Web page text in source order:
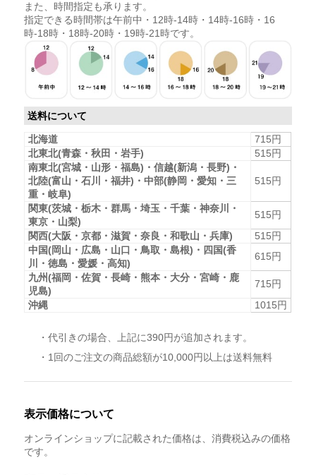
また、時間指定も承ります。
指定できる時間帯は午前中・12時-14時・14時-16時・16
時-18時・18時-20時・19時-21時です。
送料について
北海道
715円
北東北(青森・秋田・岩手)
515円
南東北(宮城・山形・福島)・信越(新潟・長野)・
北陸(富山・石川・福井)・中部(静岡・愛知・三
重・岐阜)
515円
関東(茨城・栃木・群馬・埼玉・千葉・神奈川・
東京・山梨)
515円
関西(大阪・京都・滋賀・奈良・和歌山・兵庫)
515円
中国(岡山・広島・山口・鳥取・島根)・四国(香
川・徳島・愛媛・高知)
615円
九州(福岡・佐賀・長崎・熊本・大分・宮崎・鹿
児島)
715円
沖縄
1015円
・代引きの場合、上記に390円が追加されます。
・1回のご注文の商品総額が10,000円以上は送料無料
表示価格について
オンラインショップに記載された価格は、消費税込みの価格
です。